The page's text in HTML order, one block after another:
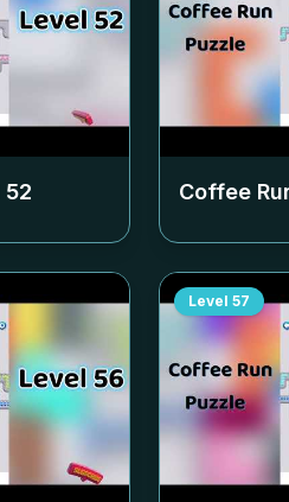
52 Coffee
Level 57